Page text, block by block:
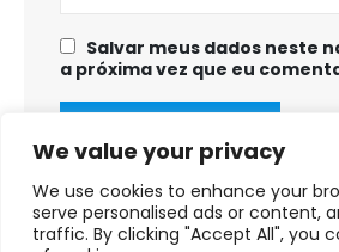
We value your privacy
We use cookies to enhance your
serve personalised ads or content,
traffic. By clicking "Accept All", you
Salvar meus dados neste
a próxima vez que eu